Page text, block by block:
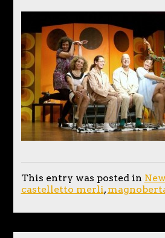
This entry was posted in
castelletto merli,